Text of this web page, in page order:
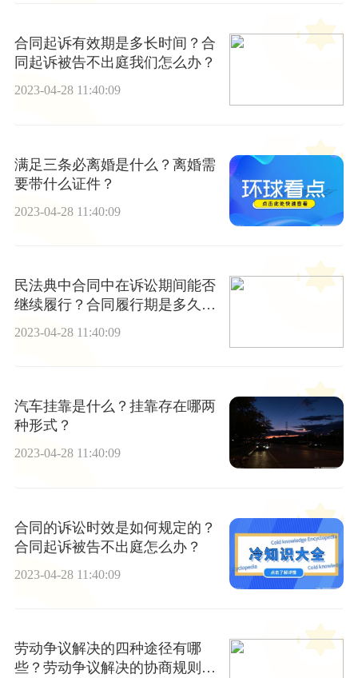
合同起诉有效期是多长时间？合
同起诉被告不出庭我们怎么办？
2023-04-28 11:40:09
满足三条必离婚是什么？离婚需
要带什么证件？
2023-04-28 11:40:09
民法典中合同中在诉讼期间能否
继续履行？合同履行期是多久时
2023-04-28 11:40:09
汽车挂靠是什么？挂靠存在哪两
种形式？
2023-04-28 11:40:09
合同的诉讼时效是如何规定的？
合同起诉被告不出庭怎么办？
2023-04-28 11:40:09
劳动争议解决的四种途径有哪
些？劳动争议解决的协商规则有